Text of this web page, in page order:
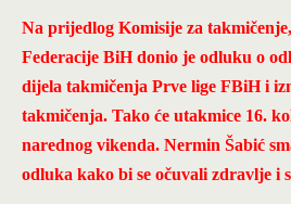
Na prijedlog Komisije za
Federacije BiH donio je odluku o
dijela takmičenja Prve lige FBiH i
takmičenja. Tako će utakmice 16.
narednog vikenda. Nermin Šabić
odluka kako bi se očuvali zdravlje i